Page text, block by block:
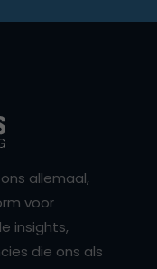
allemaal,
voor
insights,
die ons als